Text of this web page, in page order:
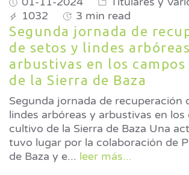
1032
3 min read
Segunda jornada de
de setos y lindes
arbustivas en los
de la Sierra de Baza
Segunda jornada de recuperación
lindes arbóreas y arbustivas en los
cultivo de la Sierra de Baza Una actividad que
tuvo lugar por la colaboración de
de Baza y e... leer más...